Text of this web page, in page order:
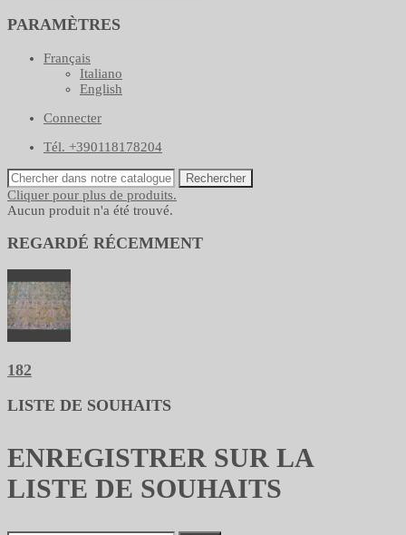
PARAMÈTRES
Français
Italiano
English
Connecter
Tél. +390118178204
Rechercher
Cliquer pour plus de produits.
Aucun produit n'a été trouvé.
REGARDÉ RÉCEMMENT
182
LISTE DE SOUHAITS
ENREGISTRER SUR LA
LISTE DE SOUHAITS